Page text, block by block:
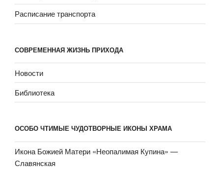
Расписание транспорта
СОВРЕМЕННАЯ ЖИЗНЬ ПРИХОДА
Новости
Библиотека
ОСОБО ЧТИМЫЕ ЧУДОТВОРНЫЕ ИКОНЫ ХРАМА
Икона Божией Матери «Неопали­мая Купина» —
Славянская